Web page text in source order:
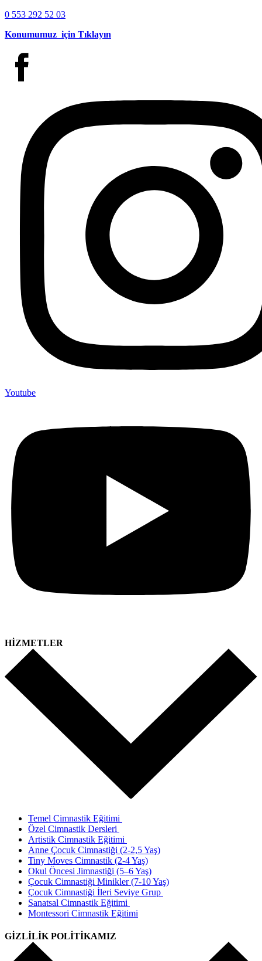
0 553 292 52 03
Konumumuz için Tıklayın
Youtube
HİZMETLER
Temel Cimnastik Eğitimi
Özel Cimnastik Dersleri
Artistik Cimnastik Eğitimi
Anne Çocuk Cimnastiği (2-2,5 Yaş)
Tiny Moves Cimnastik (2-4 Yaş)
Okul Öncesi Jimnastiği (5–6 Yaş)
Çocuk Cimnastiği Minikler (7-10 Yaş)
Çocuk Cimnastiği İleri Seviye Grup
Sanatsal Cimnastik Eğitimi
Montessori Cimnastik Eğitimi
GİZLİLİK POLİTİKAMIZ